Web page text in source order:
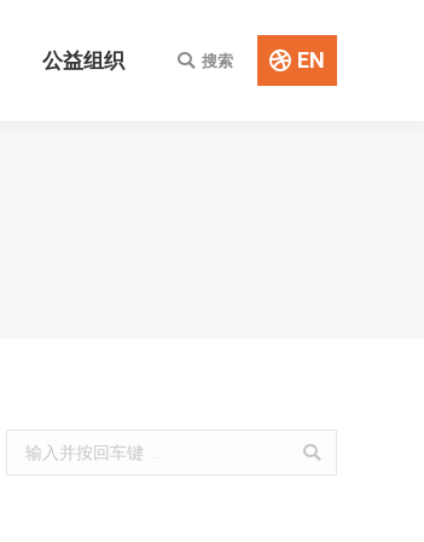
公益组织 Search:
搜索 EN
Search:
公益组织 Search:
搜索 EN